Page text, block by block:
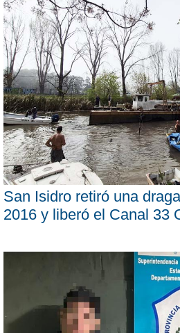
San Isidro retiró una
2016 y liberó el Canal 33